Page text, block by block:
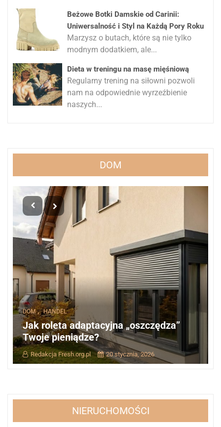
Beżowe Botki Damskie od Carinii:
Uniwersalność i Styl na Każdą Pory Roku
Marzysz o butach, które są nie tylko
modnym dodatkiem, ale...
Dieta w treningu na masę mięśniową
Regularny trening na siłowni pozwoli
nam na odpowiednie wyrzeźbienie
naszych...
DOM
DOM, HANDEL
Jak roleta adaptacyjna „oszczędza”
Twoje pieniądze?
Redakcja Fresh.org.pl 20 stycznia, 2026
NIERUCHOMOŚCI